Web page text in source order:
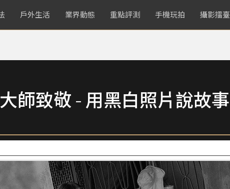
戶外生活 業界動態 重點評測 手機玩拍 攝影擂臺
師致敬 - 用黑白照片說故事